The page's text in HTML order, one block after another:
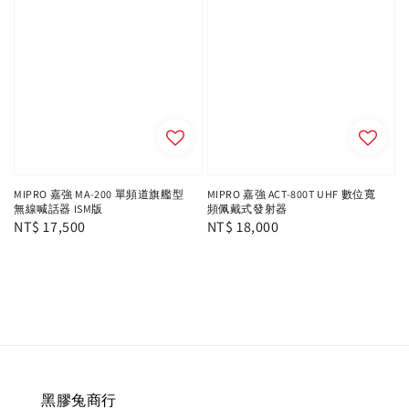
MIPRO 嘉強 MA-200 單頻道旗艦型
無線喊話器 ISM版
Regular
NT$ 17,500
MIPRO 嘉強 ACT-800T UHF 數位寬
頻佩戴式發射器
Regular
NT$ 18,000
黑膠兔商行